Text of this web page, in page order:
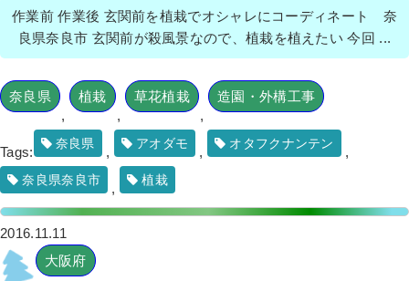
作業前 作業後 玄関前を植栽でオシャレにコーディネート 奈
良県奈良市 玄関前が殺風景なので、植栽を植えたい 今回 ...
奈良県
,
植栽
,
草花植栽
,
造園・外構工事
Tags:
奈良県
,
アオダモ
,
オタフクナンテン
,
奈良県奈良市
,
植栽
2016.11.11
大阪府